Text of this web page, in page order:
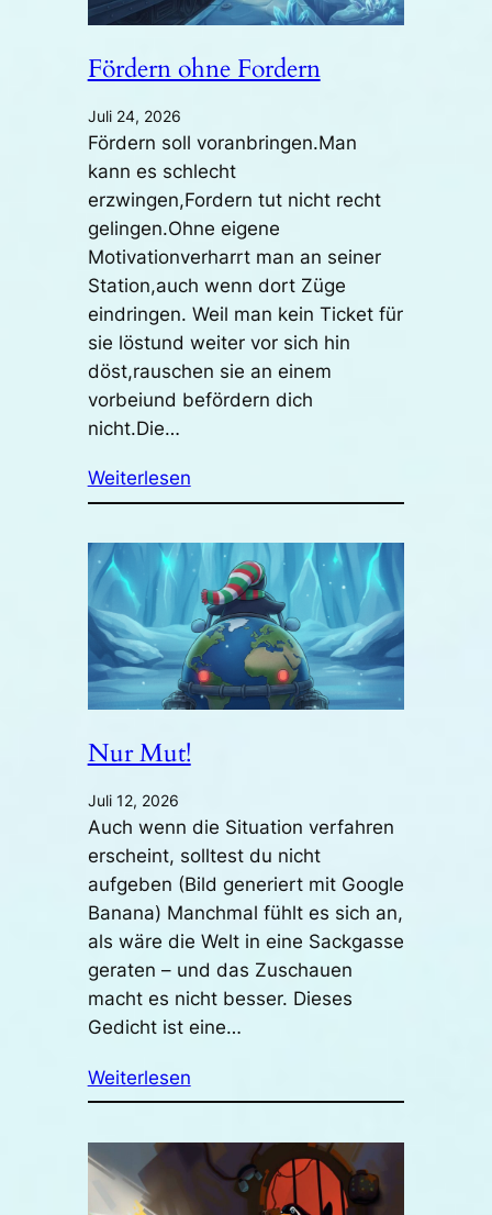
Fördern ohne Fordern
Juli 24, 2026
Fördern soll voranbringen.Man
kann es schlecht
erzwingen,Fordern tut nicht recht
gelingen.Ohne eigene
Motivationverharrt man an seiner
Station,auch wenn dort Züge
eindringen. Weil man kein Ticket für
sie löstund weiter vor sich hin
döst,rauschen sie an einem
vorbeiund befördern dich
nicht.Die…
Weiterlesen
Nur Mut!
Juli 12, 2026
Auch wenn die Situation verfahren
erscheint, solltest du nicht
aufgeben (Bild generiert mit Google
Banana) Manchmal fühlt es sich an,
als wäre die Welt in eine Sackgasse
geraten – und das Zuschauen
macht es nicht besser. Dieses
Gedicht ist eine…
Weiterlesen